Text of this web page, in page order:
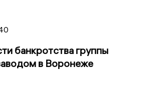
банкротства группы
в Воронеже